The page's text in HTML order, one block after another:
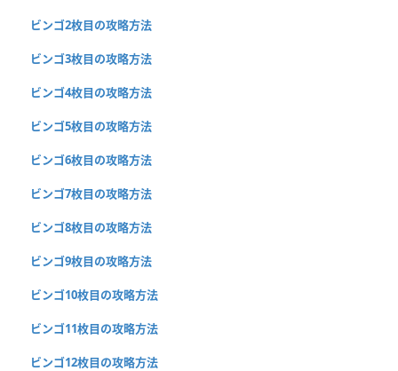
ビンゴ2枚目の攻略方法
ビンゴ3枚目の攻略方法
ビンゴ4枚目の攻略方法
ビンゴ5枚目の攻略方法
ビンゴ6枚目の攻略方法
ビンゴ7枚目の攻略方法
ビンゴ8枚目の攻略方法
ビンゴ9枚目の攻略方法
ビンゴ10枚目の攻略方法
ビンゴ11枚目の攻略方法
ビンゴ12枚目の攻略方法